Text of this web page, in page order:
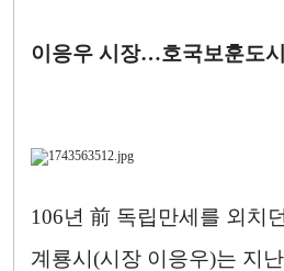
이응우 시장…호국보훈도
106년 前 독립만세를 외치
계룡시(시장 이응우)는 지